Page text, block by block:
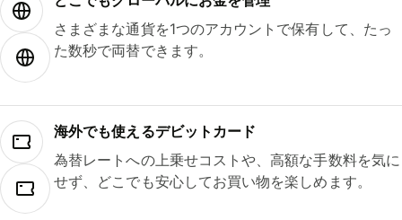
さまざまな通貨を1つのアカウントで保有して、たっ
た数秒で両替できます。
海外でも使えるデビットカード
為替レートへの上乗せコストや、高額な手数料を気に
せず、どこでも安心してお買い物を楽しめます。